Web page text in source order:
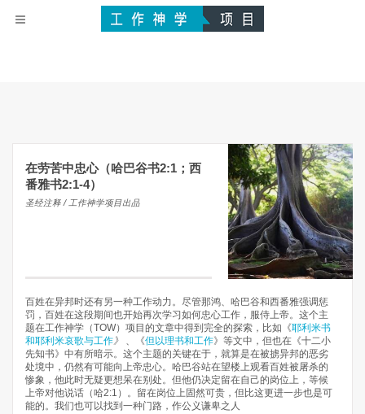
在劳苦中忠心（哈巴谷书2:1；西
番雅书2:1-4）
圣经注释 / 工作神学项目出品
百姓在异邦时还有另一种工作动力。尽管那鸿、哈巴谷和西番雅强调惩
罚，百姓在这段期间也开始再次学习如何忠心工作，服侍上帝。这个主
题在工作神学（TOW）项目的文章中得到完全的探索，比如《耶利米书
和耶利米哀歌与工作》 、《但以理书和工作》等文中，但也在《十二小
先知书》中有所暗示。这个主题的关键在于，就算是在被掳异邦的恶劣
处境中，仍然有可能向上帝忠心。哈巴谷站在望楼上观看百姓被屠杀的
惨象，他此时无疑更想呆在别处。但他仍决定留在自己的岗位上，等候
上帝对他说话（哈2:1）。留在岗位上固然可贵，但比这更进一步也是可
能的。我们也可以找到一种门路，作公义谦卑之人